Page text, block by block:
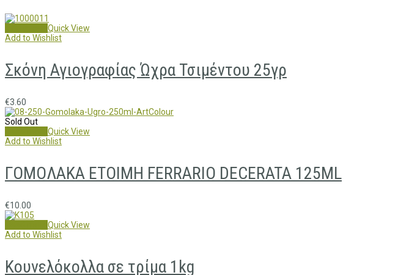
Quick View
Add to Wishlist
Σκόνη Αγιογραφίας Ώχρα Τσιμέντου 25γρ
€3.60
Sold Out
Quick View
Add to Wishlist
ΓΟΜΟΛΑΚΑ ΕΤΟΙΜΗ FERRARIO DECERATA 125ML
€10.00
Quick View
Add to Wishlist
Κουνελόκολλα σε τρίμα 1kg